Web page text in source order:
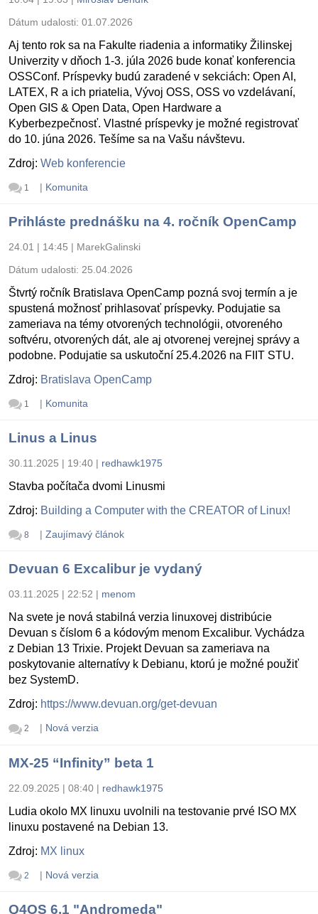
Dátum udalosti: 01.07.2026
Aj tento rok sa na Fakulte riadenia a informatiky Žilinskej
Univerzity v dňoch 1-3. júla 2026 bude konať konferencia
OSSConf. Príspevky budú zaradené v sekciách: Open AI,
LATEX, R a ich priatelia, Vývoj OSS, OSS vo vzdelávaní,
Open GIS & Open Data, Open Hardware a
Kyberbezpečnosť. Vlastné príspevky je možné registrovať
do 10. júna 2026. Tešíme sa na Vašu návštevu.
Zdroj: Web konferencie
1 | Komunita
Prihláste prednášku na 4. ročník OpenCamp
24.01 | 14:45 | MarekGalinski
Dátum udalosti: 25.04.2026
Štvrtý ročník Bratislava OpenCamp pozná svoj termín a je
spustená možnosť prihlasovať príspevky. Podujatie sa
zameriava na témy otvorených technológii, otvoreného
softvéru, otvorených dát, ale aj otvorenej verejnej správy a
podobne. Podujatie sa uskutoční 25.4.2026 na FIIT STU.
Zdroj: Bratislava OpenCamp
1 | Komunita
Linus a Linus
30.11.2025 | 19:40 | redhawk1975
Stavba počítača dvomi Linusmi
Zdroj: Building a Computer with the CREATOR of Linux!
8 | Zaujímavý článok
Devuan 6 Excalibur je vydaný
03.11.2025 | 22:52 | menom
Na svete je nová stabilná verzia linuxovej distribúcie
Devuan s číslom 6 a kódovým menom Excalibur. Vychádza
z Debian 13 Trixie. Projekt Devuan sa zameriava na
poskytovanie alternatívy k Debianu, ktorú je možné použiť
bez SystemD.
Zdroj: https://www.devuan.org/get-devuan
2 | Nová verzia
MX-25 “Infinity” beta 1
22.09.2025 | 08:40 | redhawk1975
Ludia okolo MX linuxu uvolnili na testovanie prvé ISO MX
linuxu postavené na Debian 13.
Zdroj: MX linux
2 | Nová verzia
Q4OS 6.1 "Andromeda"